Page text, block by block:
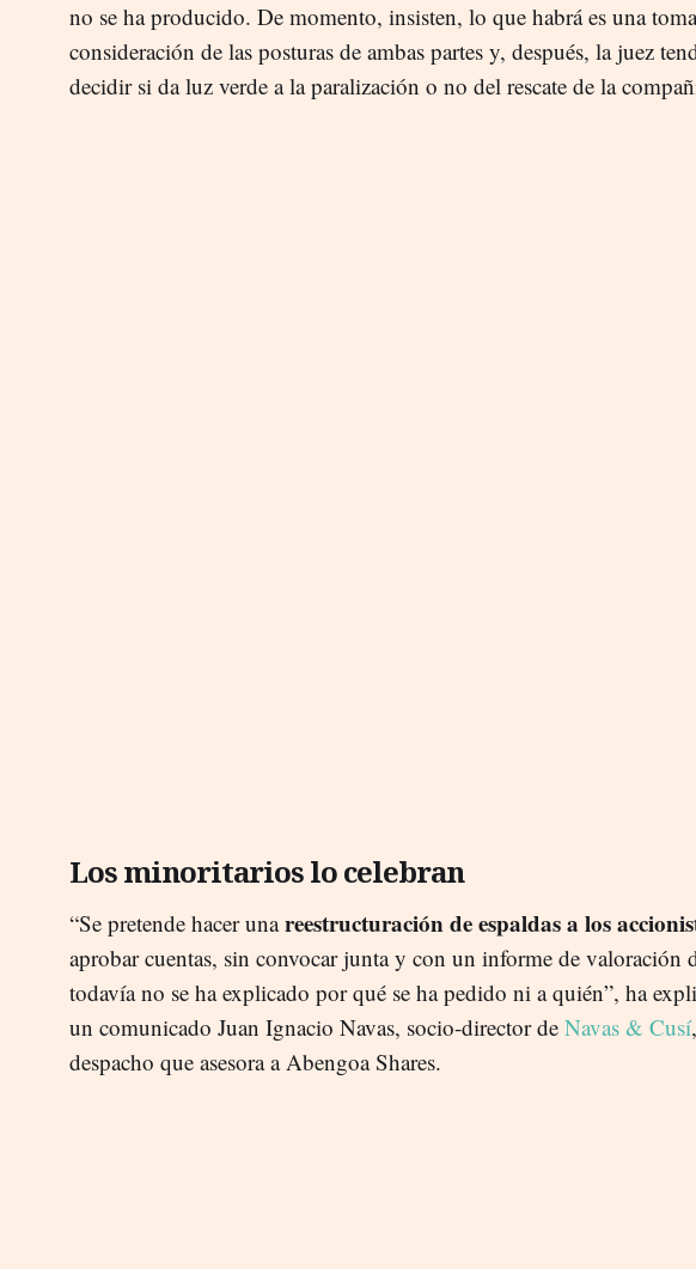
no se ha producido. De momento, insisten, lo que habrá es una
consideración de las posturas de ambas partes y, después, la juez
decidir si da luz verde a la paralización o no del rescate de la
Los minoritarios lo celebran
“Se pretende hacer unareestructuración de espaldas a los
aprobar cuentas, sin convocar junta y con un informe de valoración
todavía no se ha explicado por qué se ha pedido ni a quién”, ha
un comunicado Juan Ignacio Navas, socio-director de Navas & Cusí,
despacho que asesora a Abengoa Shares.